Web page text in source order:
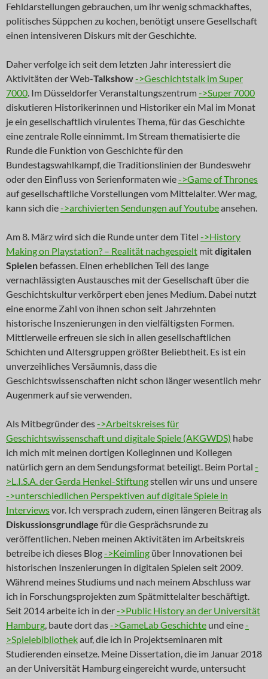
Fehldarstellungen gebrauchen, um ihr wenig schmackhaftes,
politisches Süppchen zu kochen, benötigt unsere Gesellschaft
einen intensiveren Diskurs mit der Geschichte.
Daher verfolge ich seit dem letzten Jahr interessiert die
Aktivitäten der Web-Talkshow->Geschichtstalk im Super
7000. Im Düsseldorfer Veranstaltungszentrum->Super 7000
diskutieren Historikerinnen und Historiker ein Mal im Monat
je ein gesellschaftlich virulentes Thema, für das Geschichte
eine zentrale Rolle einnimmt. Im Stream thematisierte die
Runde die Funktion von Geschichte für den
Bundestagswahlkampf, die Traditionslinien der Bundeswehr
oder den Einfluss von Serienformaten wie->Game of Thrones
auf gesellschaftliche Vorstellungen vom Mittelalter. Wer mag,
kann sich die->archivierten Sendungen auf Youtubeansehen.
Am 8. März wird sich die Runde unter dem Titel ->History
Making on Playstation? – Realität nachgespielt mitdigitalen
Spielen befassen. Einen erheblichen Teil des lange
vernachlässigten Austausches mit der Gesellschaft über die
Geschichtskultur verkörpert eben jenes Medium. Dabei nutzt
eine enorme Zahl von ihnen schon seit Jahrzehnten
historische Inszenierungen in den vielfältigsten Formen.
Mittlerweile erfreuen sie sich in allen gesellschaftlichen
Schichten und Altersgruppen größter Beliebtheit. Es ist ein
unverzeihliches Versäumnis, dass die
Geschichtswissenschaften nicht schon länger wesentlich mehr
Augenmerk auf sie verwenden.
Als Mitbegründer des->Arbeitskreises für
Geschichtswissenschaft und digitale Spiele (AKGWDS) habe
ich mich mit meinen dortigen Kolleginnen und Kollegen
natürlich gern an dem Sendungsformat beteiligt. Beim Portal -
>L.I.S.A. der Gerda Henkel-Stiftungstellen wir uns und unsere
->unterschiedlichen Perspektiven auf digitale Spiele in
Interviewsvor. Ich versprach zudem, einen längeren Beitrag als
Diskussionsgrundlage für die Gesprächsrunde zu
veröffentlichen. Neben meinen Aktivitäten im Arbeitskreis
betreibe ich dieses Blog->Keimling über Innovationen bei
historischen Inszenierungen in digitalen Spielen seit 2009.
Während meines Studiums und nach meinem Abschluss war
ich in Forschungsprojekten zum Spätmittelalter beschäftigt.
Seit 2014 arbeite ich in der->Public History an der Universität
Hamburg, baute dort das->GameLab Geschichte und eine-
>Spielebibliothekauf, die ich in Projektseminaren mit
Studierenden einsetze. Meine Dissertation, die im Januar 2018
an der Universität Hamburg eingereicht wurde, untersucht